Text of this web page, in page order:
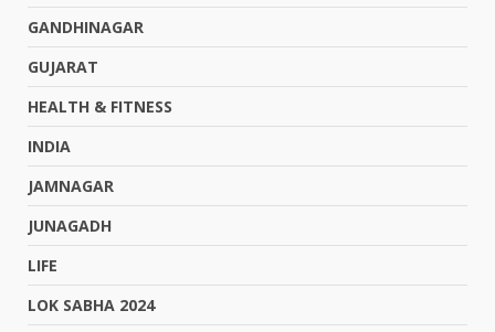
GANDHINAGAR
GUJARAT
HEALTH & FITNESS
INDIA
JAMNAGAR
JUNAGADH
LIFE
LOK SABHA 2024